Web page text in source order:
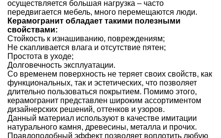
осуществляется большая нагрузка – часто
передвигается мебель, много перемещаются люди.
Керамогранит обладает такими полезными
свойствами:
Стойкость к изнашиванию, повреждениям;
Не скапливается влага и отсутствие пятен;
Простота в уходе;
Долговечность эксплуатации.
Со временем поверхность не теряет своих свойств, как
функциональных, так и эстетических, что позволяет
длительно пользоваться покрытием. Помимо этого,
керамогранит представлен широким ассортиментом
дизайнерских решений, оттенков и узоров.
Данный материал используют в качестве имитации
натурального камня, древесины, металла и прочих.
Правдоподобный эффект позволяет воплотить любую